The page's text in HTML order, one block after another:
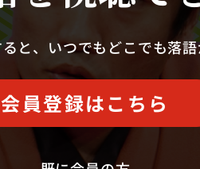
と、いつでもどこでも落
会員登録はこちら